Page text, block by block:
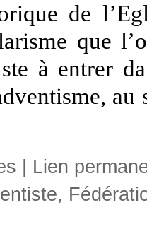
de
que
à entrer
| Lien
,